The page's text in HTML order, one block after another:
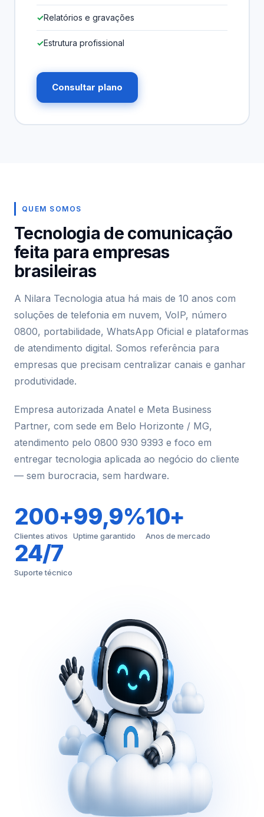
Relatórios e gravações
Estrutura profissional
Consultar plano
QUEM SOMOS
Tecnologia de comunicação
feita para empresas
brasileiras
A Nilara Tecnologia atua há mais de 10 anos com
soluções de telefonia em nuvem, VoIP, número
0800, portabilidade, WhatsApp Oficial e plataformas
de atendimento digital. Somos referência para
empresas que precisam centralizar canais e ganhar
produtividade.
Empresa autorizada Anatel e Meta Business
Partner, com sede em Belo Horizonte / MG,
atendimento pelo 0800 930 9393 e foco em
entregar tecnologia aplicada ao negócio do cliente
— sem burocracia, sem hardware.
200+
Clientes ativos
99,9%
Uptime garantido
10+
Anos de mercado
24/7
Suporte técnico